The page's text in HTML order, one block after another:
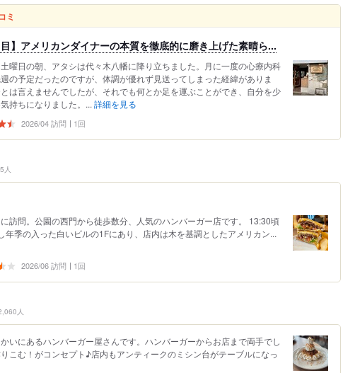
ミ
目】アメリカンダイナーの本質を徹底的に磨き上げた素晴ら...
曜日の朝、アタシは代々木八幡に降り立ちました。月に一度の心療内科
の予定だったのですが、体調が優れず見送ってしまった経緯がありま
は言えませんでしたが、それでも何とか足を運ぶことができ、自分を少
持ちになりました。... 詳細を見る
2026/04 訪問 1回
人
訪問。公園の西門から徒歩数分、人気のハンバーガー店です。 13:30頃
年季の入った白いビルの1Fにあり、店内は木を基調としたアメリカン...
2026/06 訪問 1回
人
いにあるハンバーガー屋さんです。ハンバーガーからお店まで両手でし
こむ！がコンセプト♪店内もアンティークのミシン台がテーブルになっ